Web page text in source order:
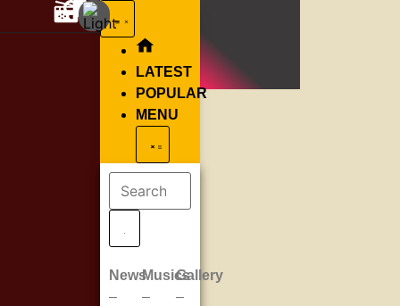
LATEST
POPULAR
MENU
News
–
Musics
–
Gallery
–